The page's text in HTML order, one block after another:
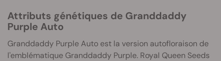
Attributs génétiques de Granddaddy
Purple Auto
Granddaddy Purple Auto est la version autofloraison de
l'emblématique Granddaddy Purple. Royal Queen Seeds